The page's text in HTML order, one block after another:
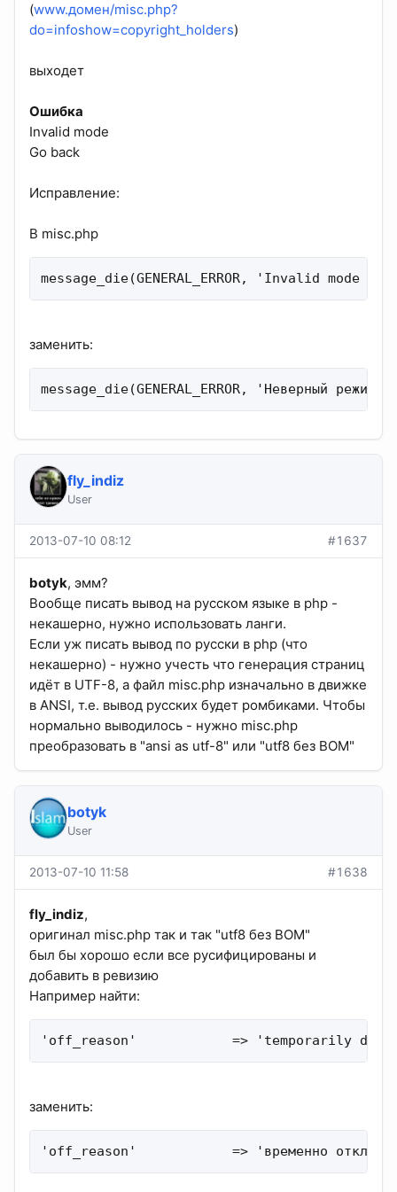
(www.домен/misc.php?
do=infoshow=copyright_holders)
выходет
Ошибка
Invalid mode
Go back
Исправление:
В misc.php
message_die(GENERAL_ERROR, 'Invalid
заменить:
message_die(GENERAL_ERROR, 'Неверный
fly_indiz
User
2013-07-10 08:12 #1637
botyk, эмм?
Вообще писать вывод на русском языке в php -
некашерно, нужно использовать ланги.
Если уж писать вывод по русски в php (что
некашерно) - нужно учесть что генерация страниц
идёт в UTF-8, а файл misc.php изначально в движке
в ANSI, т.е. вывод русских будет ромбиками. Чтобы
нормально выводилось - нужно misc.php
преобразовать в "ansi as utf-8" или "utf8 без BOM"
botyk
User
2013-07-10 11:58 #1638
fly_indiz,
оригинал misc.php так и так "utf8 без BOM"
был бы хорошо если все русифицированы и
добавить в ревизию
Например найти:
'off_reason'            => 'temporarily
заменить:
'off_reason'            => 'временно